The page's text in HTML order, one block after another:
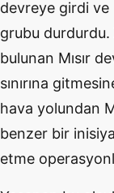
devreye girdi ve
grubu
bulunan Mısır
sınırına
hava yolundan
benzer bir
etme